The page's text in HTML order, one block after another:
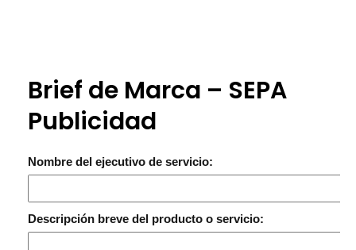
Brief de Marca – SEPA
Publicidad
Nombre del ejecutivo de servicio:
Descripción breve del producto o servicio: